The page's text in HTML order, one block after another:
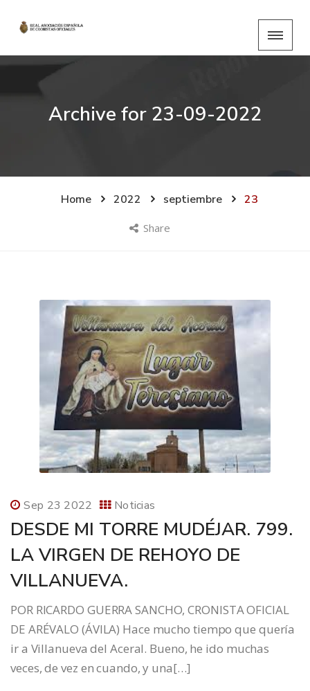
Archive for 23-09-2022
Home 2022 septiembre 23
Share
Sep 23 2022 Noticias
DESDE MI TORRE MUDÉJAR. 799.
LA VIRGEN DE REHOYO DE
VILLANUEVA.
POR RICARDO GUERRA SANCHO, CRONISTA OFICIAL
DE ARÉVALO (ÁVILA) Hace mucho tiempo que quería
ir a Villanueva del Aceral. Bueno, he ido muchas
veces, de vez en cuando, y una[…]